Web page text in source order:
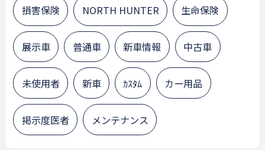
損害保険 NORTH HUNTER 生命保険
展示車 普通車 新車情報 中古車
未使用者 新車 ｶｽﾀﾑ カー用品
掲示度医者 メンテナンス